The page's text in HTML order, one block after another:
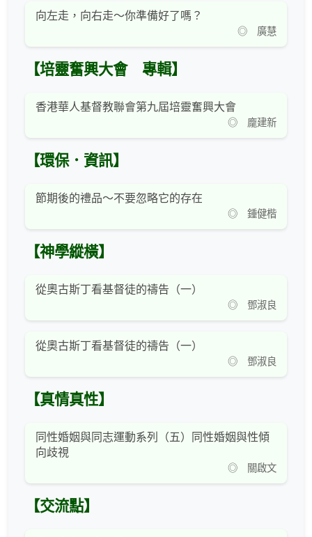
向左走，向右走～你準備好了嗎？
◎ 廣慧
【培靈奮興大會 專輯】
香港華人基督教聯會第九屆培靈奮興大會
◎ 龐建新
【環保．資訊】
節期後的禮品～不要忽略它的存在
◎ 鍾健楷
【神學縱橫】
從奧古斯丁看基督徒的禱告（一）
◎ 鄧淑良
從奧古斯丁看基督徒的禱告（一）
◎ 鄧淑良
【真情真性】
同性婚姻與同志運動系列（五）同性婚姻與性傾
向歧視
◎ 關啟文
【交流點】